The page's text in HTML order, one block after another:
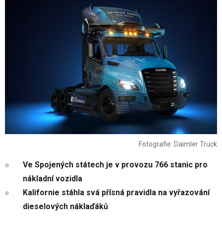
Fotografie: Daimler Truck
Ve Spojených státech je v provozu 766 stanic pro
nákladní vozidla
Kalifornie stáhla svá přísná pravidla na vyřazování
dieselových náklaďáků